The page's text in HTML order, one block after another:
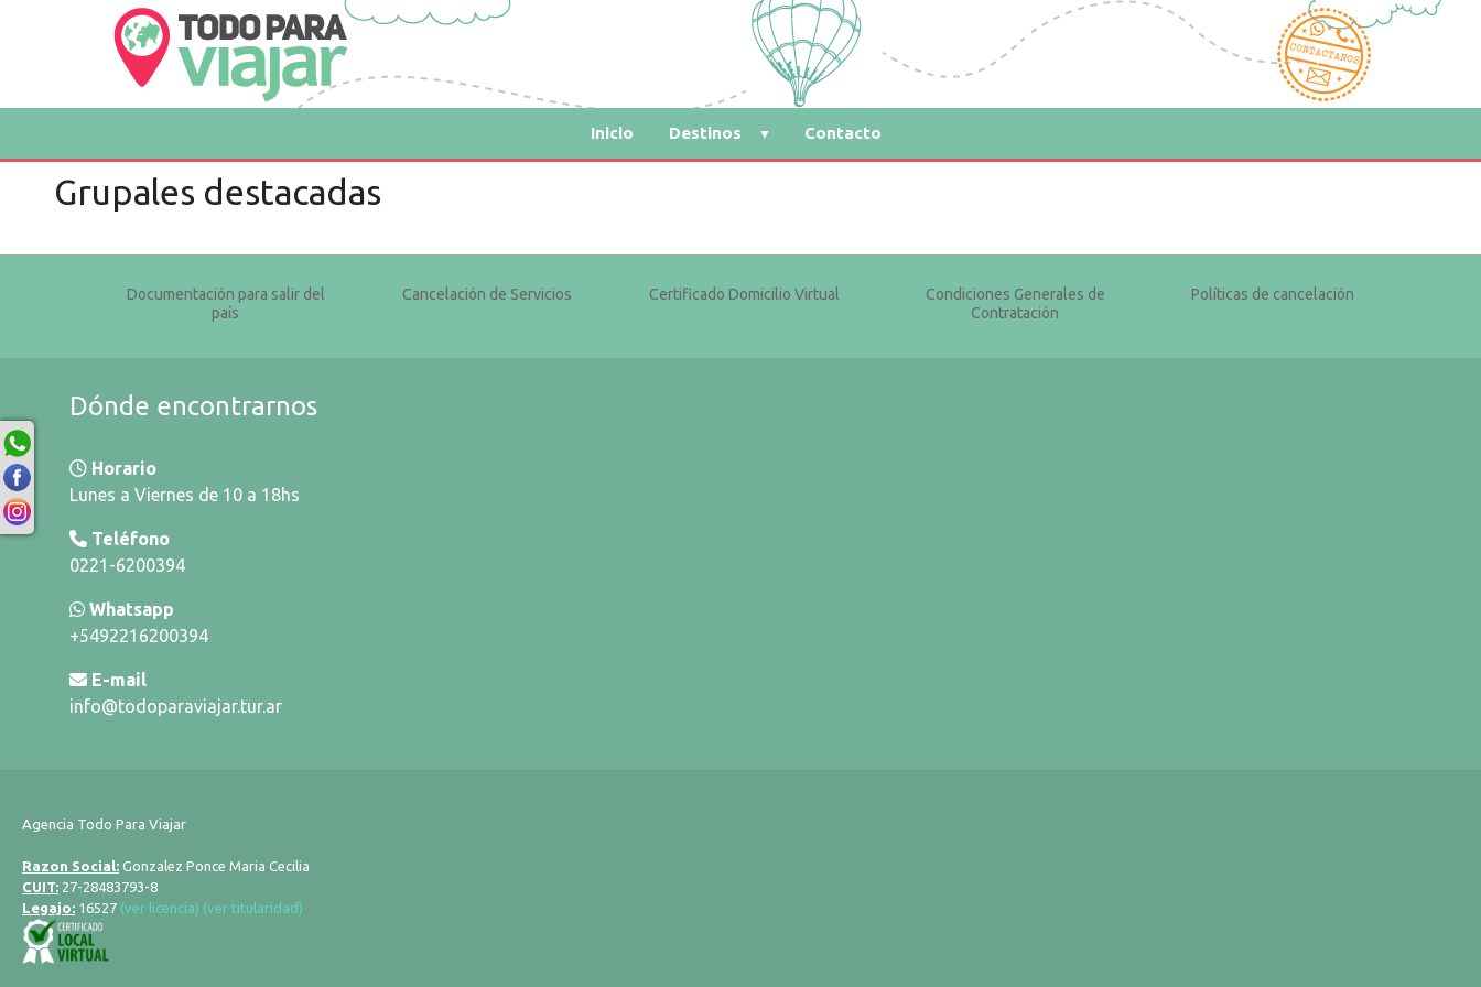
Inicio Destinos Contacto
Grupales destacadas
Documentación para salir del
país
Cancelación de Servicios Certificado Domicilio Virtual
Condiciones Generales de
Contratación
Políticas de cancelación
Dónde encontrarnos
Horario
Lunes a Viernes de 10 a 18hs
Teléfono
0221-6200394
Whatsapp
+5492216200394
E-mail
info@todoparaviajar.tur.ar
Agencia Todo Para Viajar
Razon Social: Gonzalez Ponce Maria Cecilia
CUIT: 27-28483793-8
Legajo: 16527 (ver licencia) (ver titularidad)